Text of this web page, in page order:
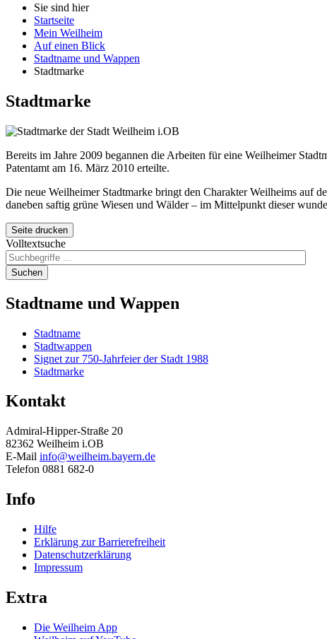
Sie sind hier
Startseite
Mein Weilheim
Auf einen Blick
Stadtname und Wappen
Stadtmarke
Stadtmarke
Bereits im Jahre 2009 begannen die Arbeiten für eine Weilheimer
Patentamt am 16. März 2010 erteilte.
Die neue Weilheimer Stadtmarke bringt den Charakter Weilheims auf
daneben saftig grüne Wiesen und Wälder – im Mittelpunkt dieser
Seite drucken
Volltextsuche
Suchen
Stadtname und Wappen
Stadtname
Stadtwappen
Signet zur 750-Jahrfeier der Stadt 1988
Stadtmarke
Kontakt
Admiral-Hipper-Straße 20
82362 Weilheim i.OB
E-Mail info@weilheim.bayern.de
Telefon 0881 682-0
Info
Hilfe
Erklärung zur Barrierefreiheit
Datenschutzerklärung
Impressum
Extra
Die Weilheim App